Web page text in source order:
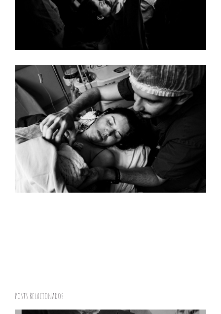
Posts Relacionados